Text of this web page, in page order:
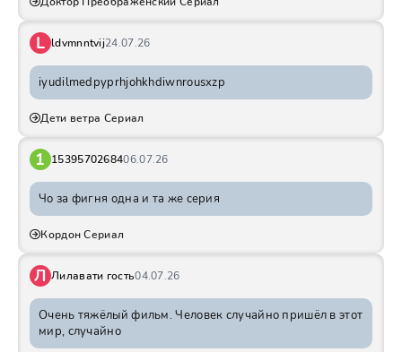
L ldvmnntvij24.07.26
iyudilmedpyprhjohkhdiwnrousxzp
Дети ветра Сериал
1 1539570268406.07.26
Чо за фигня одна и та же серия
Кордон Сериал
Л Лилавати гость04.07.26
Очень тяжёлый фильм. Человек случайно пришёл в этот
мир, случайно